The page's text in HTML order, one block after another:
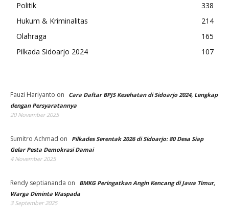
Politik
338
Hukum & Kriminalitas
214
Olahraga
165
Pilkada Sidoarjo 2024
107
Fauzi Hariyanto on
Cara Daftar BPJS Kesehatan di Sidoarjo 2024, Lengkap
dengan Persyaratannya
20 November 2025
Sumitro Achmad on
Pilkades Serentak 2026 di Sidoarjo: 80 Desa Siap
Gelar Pesta Demokrasi Damai
4 November 2025
Rendy septiananda on
BMKG Peringatkan Angin Kencang di Jawa Timur,
Warga Diminta Waspada
3 September 2025